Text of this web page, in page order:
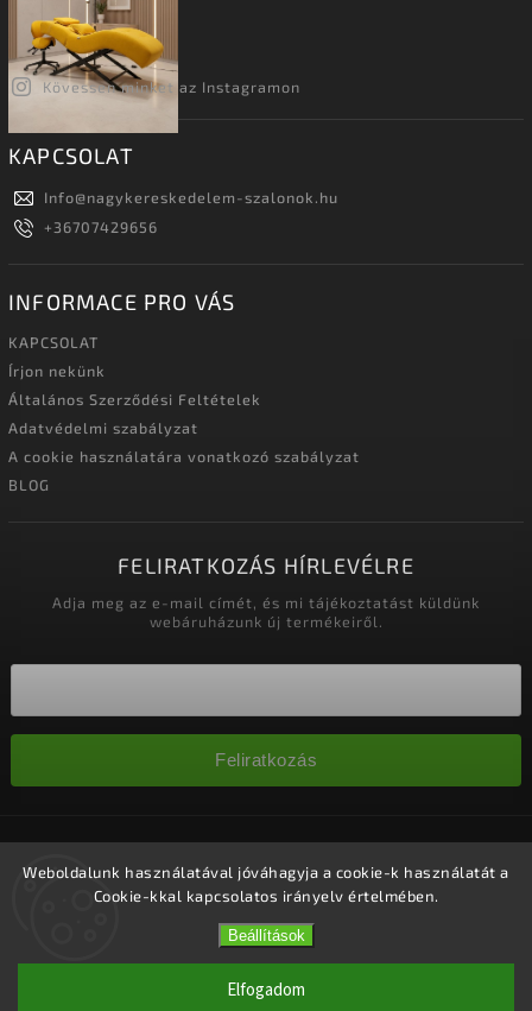
Weboldalunk használatával jóváhagyja a cookie-k használatát a
Cookie-kkal kapcsolatos irányelv értelmében.
Beállítások
Elfogadom
Kövessen minket az Instagramon
KAPCSOLAT
Info@nagykereskedelem-szalonok.hu
+36707429656
INFORMACE PRO VÁS
KAPCSOLAT
Írjon nekünk
Általános Szerződési Feltételek
Adatvédelmi szabályzat
A cookie használatára vonatkozó szabályzat
BLOG
FELIRATKOZÁS HÍRLEVÉLRE
Adja meg az e-mail címét, és mi tájékoztatást küldünk
webáruházunk új termékeiről.
Feliratkozás
fenntartva.
Süti beállítások szerkesztése
Shoptet| Design